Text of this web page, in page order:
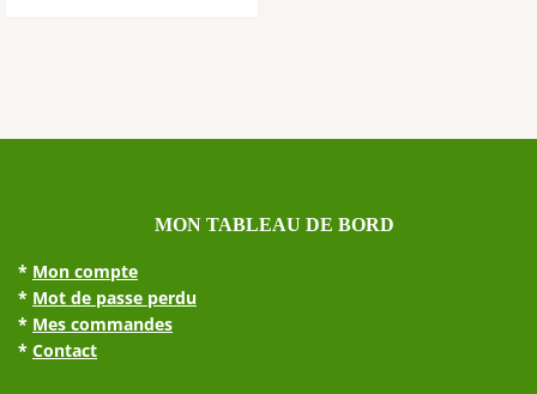
MON TABLEAU DE BORD
* Mon compte
* Mot de passe perdu
* Mes commandes
* Contact